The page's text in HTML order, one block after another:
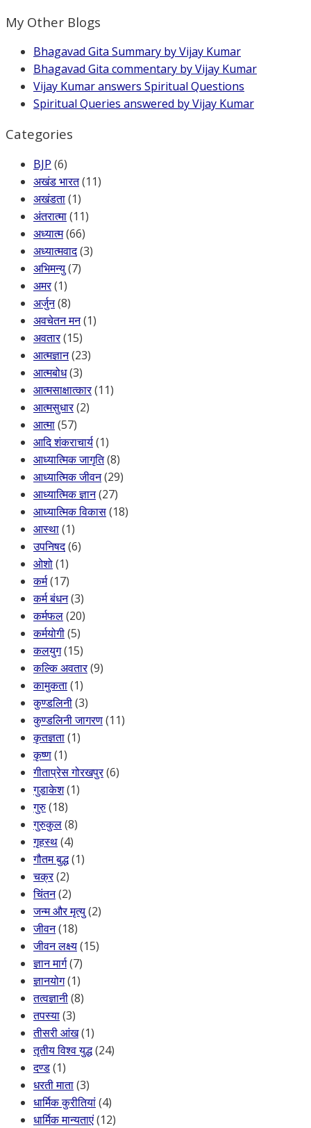
My Other Blogs
Bhagavad Gita Summary by Vijay Kumar
Bhagavad Gita commentary by Vijay Kumar
Vijay Kumar answers Spiritual Questions
Spiritual Queries answered by Vijay Kumar
Categories
BJP (6)
अखंड भारत(11)
अखंडता(1)
अंतरात्मा(11)
अध्यात्म(66)
अध्यात्मवाद(3)
अभिमन्यु(7)
अमर(1)
अर्जुन(8)
अवचेतन मन(1)
अवतार(15)
आत्मज्ञान(23)
आत्मबोध(3)
आत्मसाक्षात्कार(11)
आत्मसुधार(2)
आत्मा(57)
आदि शंकराचार्य(1)
आध्यात्मिक जागृति(8)
आध्यात्मिक जीवन(29)
आध्यात्मिक ज्ञान(27)
आध्यात्मिक विकास(18)
आस्था(1)
उपनिषद(6)
ओशो(1)
कर्म(17)
कर्म बंधन(3)
कर्मफल(20)
कर्मयोगी(5)
कलयुग(15)
कल्कि अवतार(9)
कामुकता(1)
कुण्डलिनी(3)
कुण्डलिनी जागरण(11)
कृतज्ञता(1)
कृष्ण(1)
गीताप्रेस गोरखपुर(6)
गुडाकेश(1)
गुरु(18)
गुरुकुल(8)
गृहस्थ(4)
गौतम बुद्ध(1)
चक्र(2)
चिंतन(2)
जन्म और मृत्यु(2)
जीवन(18)
जीवन लक्ष्य(15)
ज्ञान मार्ग(7)
ज्ञानयोग(1)
तत्वज्ञानी(8)
तपस्या(3)
तीसरी आंख(1)
तृतीय विश्व युद्ध(24)
दण्ड(1)
धरती माता(3)
धार्मिक कुरीतियां(4)
धार्मिक मान्यताएं(12)